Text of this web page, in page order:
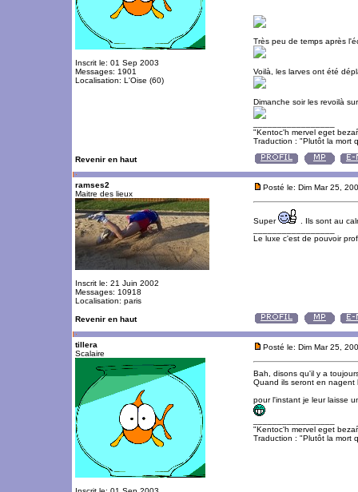
Inscrit le: 01 Sep 2003
Messages: 1901
Localisation: L'Oise (60)
Très peu de temps après
Voilà, les larves ont été
Dimanche soir les revoilà
"Kentoc'h mervel eget
Traduction : "Plutôt la mort
Revenir en haut
ramses2
Maitre des lieux
Inscrit le: 21 Juin 2002
Messages: 10918
Localisation: paris
Posté le: Dim Mar 25,
Super
. Ils sont au
Le luxe c'est de pouvoir
Revenir en haut
tillera
Scalaire
Posté le: Dim Mar 25,
Bah, disons qu'il y a
Quand ils seront en nagent
pour l'instant je leur laisse
"Kentoc'h mervel eget
Traduction : "Plutôt la mort